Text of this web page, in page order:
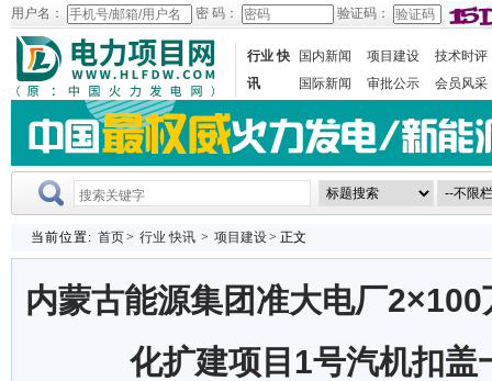
用户名： 密 码： 验证码：
行业 快
讯
国内新闻 项目建设
技术时评
国际新闻
审批公示 会员风采
当前位置: 首页> 行业 快讯 > 项目建设> 正文
内蒙古能源集团准大电厂
化扩建项目1号汽机扣盖